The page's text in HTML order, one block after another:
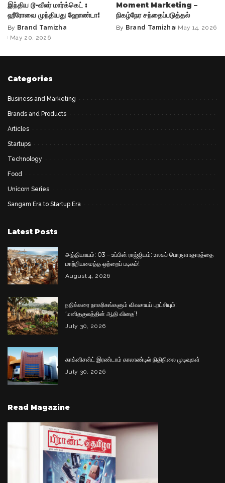
இந்திய டூ-வீலர் மார்க்கெட் :
ஹீரோவை முந்தியது ஹோண்டா!
Posted
by
By Brand Tamizha
May 20, 2026
Moment Marketing –
நிகழ்நேர சந்தைப்படுத்தல்
Posted
By Brand Tamizha May 14, 2026
Categories
Business and Marketing
Brands and Products
Articles
Startups
Technology
Food
Unicorn Series
Sangam Era to Startup Era
Latest Posts
அத்தியாயம்: 03 – உப்பின் ராஜ்ஜியம்: உலகப் பொருளாதாரத்தை
மாற்றியமைத்த ஒற்றைப் படிகம்!
August 4, 2026
நதிக்கரை நாகரிகங்களும் விவசாயப் புரட்சியும்:
‘மனிதகுலத்தின் ஆதி விதை’!
July 30, 2026
காக்னிசன்ட் இரண்டாம் காலாண்டில் நிதிநிலை முடிவுகள்
July 30, 2026
Read Magazine